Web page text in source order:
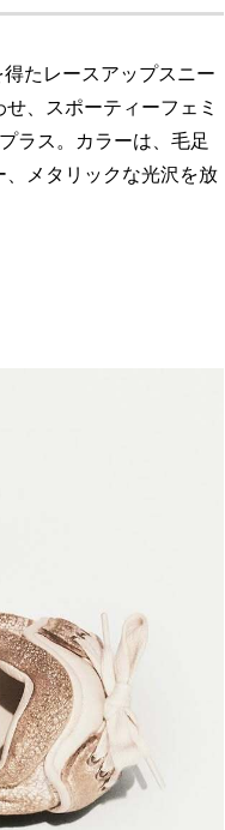
たレースアップスニー
、スポーティーフェミ
ラス。カラーは、毛足
メタリックな光沢を放